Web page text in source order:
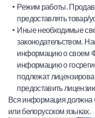
Режим работы.
предоставлять товар/
Иные необходимые
законодательством.
информацию о своем
информацию о
подлежат
предоставить
Вся информация должна
или белорусском языках.